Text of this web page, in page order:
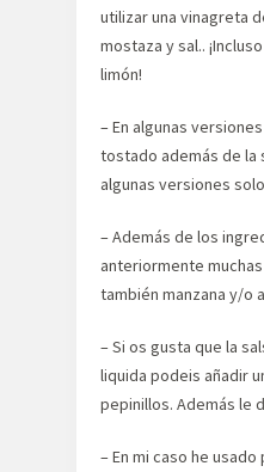
utilizar una vinagreta
mostaza y sal..
limón!
– En algunas
tostado además de la
algunas versiones
– Además de los
anteriormente
también manzana y/o
– Si os gusta que la
liquida podeis añadir
pepinillos. Además le
– En mi caso he